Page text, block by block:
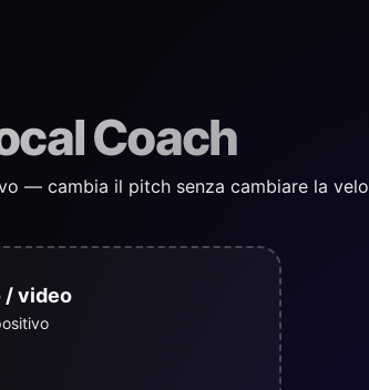
Coach
— cambia il pitch senza cambiare la
/ video